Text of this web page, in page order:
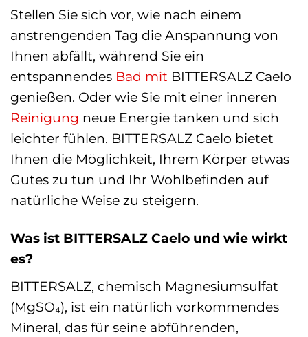
Stellen Sie sich vor, wie nach einem
anstrengenden Tag die Anspannung von
Ihnen abfällt, während Sie ein
entspannendes Bad mit BITTERSALZ Caelo
genießen. Oder wie Sie mit einer inneren
Reinigung neue Energie tanken und sich
leichter fühlen. BITTERSALZ Caelo bietet
Ihnen die Möglichkeit, Ihrem Körper etwas
Gutes zu tun und Ihr Wohlbefinden auf
natürliche Weise zu steigern.
Was ist BITTERSALZ Caelo und wie wirkt
es?
BITTERSALZ, chemisch Magnesiumsulfat
(MgSO₄), ist ein natürlich vorkommendes
Mineral, das für seine abführenden,